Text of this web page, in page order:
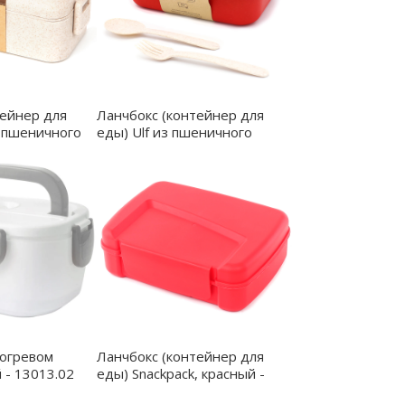
для
Ланчбокс (контейнер для
еды) Ulf из пшеничного
- 13013.02
Ланчбокс (контейнер для
еды) Snackpack, красный -